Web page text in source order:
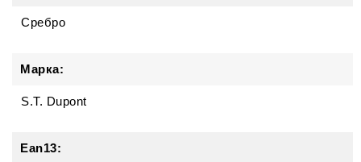
Сребро
Марка:
S.T. Dupont
Ean13: